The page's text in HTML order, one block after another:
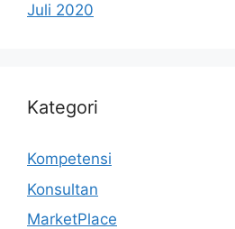
Juli 2020
Kategori
Kompetensi
Konsultan
MarketPlace